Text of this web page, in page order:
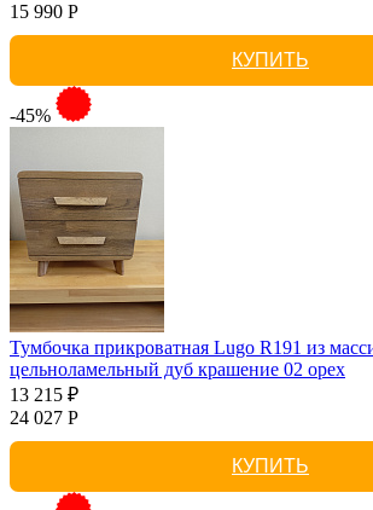
15 990 Р
КУПИТЬ
-45%
Тумбочка прикроватная Lugo R191 из
цельноламельный дуб крашение 02 орех
13 215 ₽
24 027 Р
КУПИТЬ